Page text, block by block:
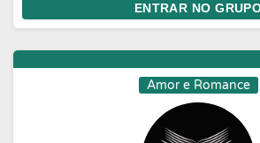
ENTRAR NO
Amor e Romance